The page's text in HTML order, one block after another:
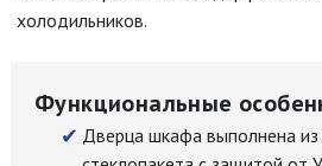
холодильников.
Функциональные
Дверца шкафа выполнена из